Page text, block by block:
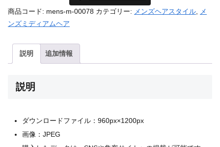
商品コード: mens-m-00078 カテゴリー: メンズヘアスタイル
メ
ンズミディアムヘア
説明 追加情報
説明
ダウンロードファイル：960px×1200px
画像：JPEG